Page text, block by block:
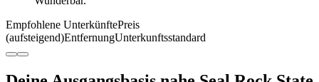
Empfohlene UnterkünftePreis
(aufsteigend)EntfernungUnterkunftsstandard